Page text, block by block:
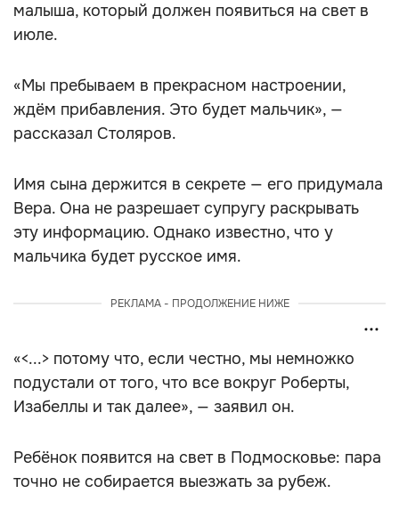
малыша, который должен появиться на свет в
июле.
«Мы пребываем в прекрасном настроении,
ждём прибавления. Это будет мальчик», —
рассказал Столяров.
Имя сына держится в секрете — его придумала
Вера. Она не разрешает супругу раскрывать
эту информацию. Однако известно, что у
мальчика будет русское имя.
РЕКЛАМА - ПРОДОЛЖЕНИЕ НИЖЕ
«<...> потому что, если честно, мы немножко
подустали от того, что все вокруг Роберты,
Изабеллы и так далее», — заявил он.
Ребёнок появится на свет в Подмосковье: пара
точно не собирается выезжать за рубеж.